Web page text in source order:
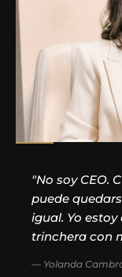
"No soy CEO.
puede
igual. Yo
trinchera con
— Yolanda